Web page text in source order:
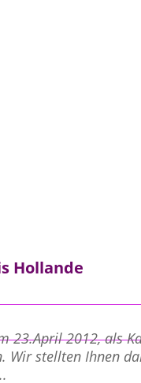
Hollande
23.April 2012, als
Wir stellten Ihnen